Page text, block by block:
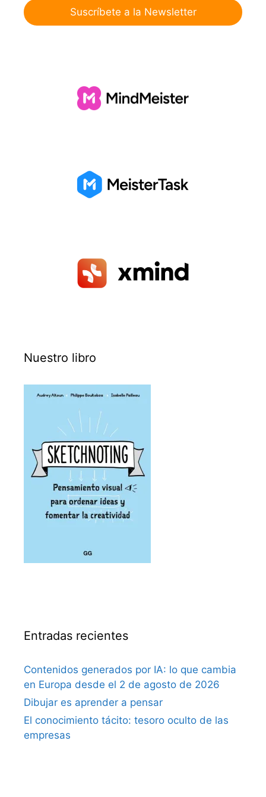
Suscríbete a la Newsletter
Nuestro libro
Entradas recientes
Contenidos generados por IA: lo que cambia
en Europa desde el 2 de agosto de 2026
Dibujar es aprender a pensar
El conocimiento tácito: tesoro oculto de las
empresas